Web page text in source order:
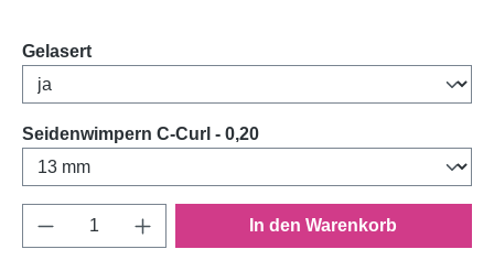
Gelasertauswählen
Seidenwimpern C-Curl - 0,20auswählen
Produkt Anzahl: Gib den gewünschten
In den Warenkorb